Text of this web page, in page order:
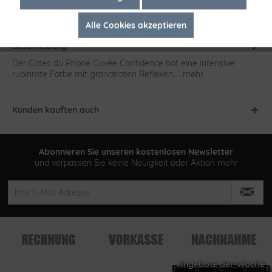
Beschreibung
Der Cotes du Rhone Cuvée Confidence hat eine intensive
rubinrote Farbe mit granatroten Reflexen.... mehr
Kunden kauften auch
Abonnieren Sie unseren kostenlosen Newsletter
und verpassen Sie keine Neuigkeit oder Aktion mehr
Alle Cookies akzeptieren